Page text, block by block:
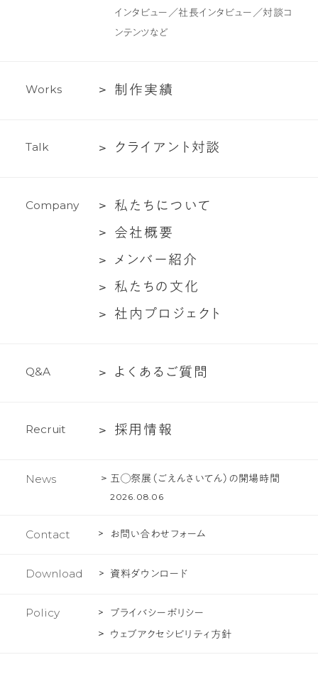
作・
テ
グ
インタビュー／社長インタビュー／対談コ
ンテンツなど
Works
制
績
制 作実績
Talk
ク
ア
ン
対
談
ク ラ イ ア ン ト 対談
Company
私
に
つ
私 た ち に つ いて
会
要
会社概要
メ
ー
メ ンバ ー紹介
私 私 た ちの 文化
社
ロ
ク
社 内 プロ ジ ェ ク ト
Q&A
よ
る
問
よ く あ る ご質 問
Recruit
採 採用 情報
News 五◯祭展（ごえんさいてん）の開場時間
2026.08.06
Contact お問い合わせフォーム
Download 資料ダウンロード
Policy
プライバシーポリシー
ウェブアクセシビリティ方針